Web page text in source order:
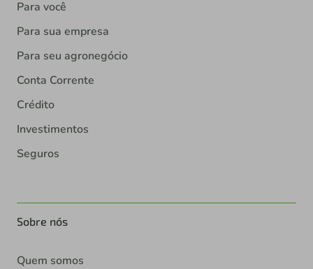
Para você
Para sua empresa
Para seu agronegócio
Conta Corrente
Crédito
Investimentos
Seguros
Sobre nós
Quem somos